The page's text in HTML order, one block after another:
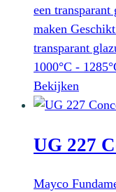
een
maken
transparant
1000°C -
Bekijken
UG 227
Mayco